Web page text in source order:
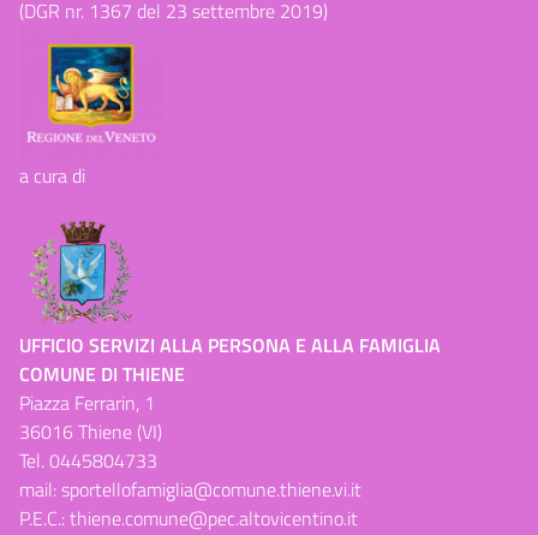
(DGR nr. 1367 del 23 settembre 2019)
a cura di
UFFICIO SERVIZI ALLA PERSONA E ALLA FAMIGLIA
COMUNE DI THIENE
Piazza Ferrarin, 1
36016 Thiene (VI)
Tel.0445804733
mail:sportellofamiglia@comune.thiene.vi.it
P.E.C.:thiene.comune@pec.altovicentino.it